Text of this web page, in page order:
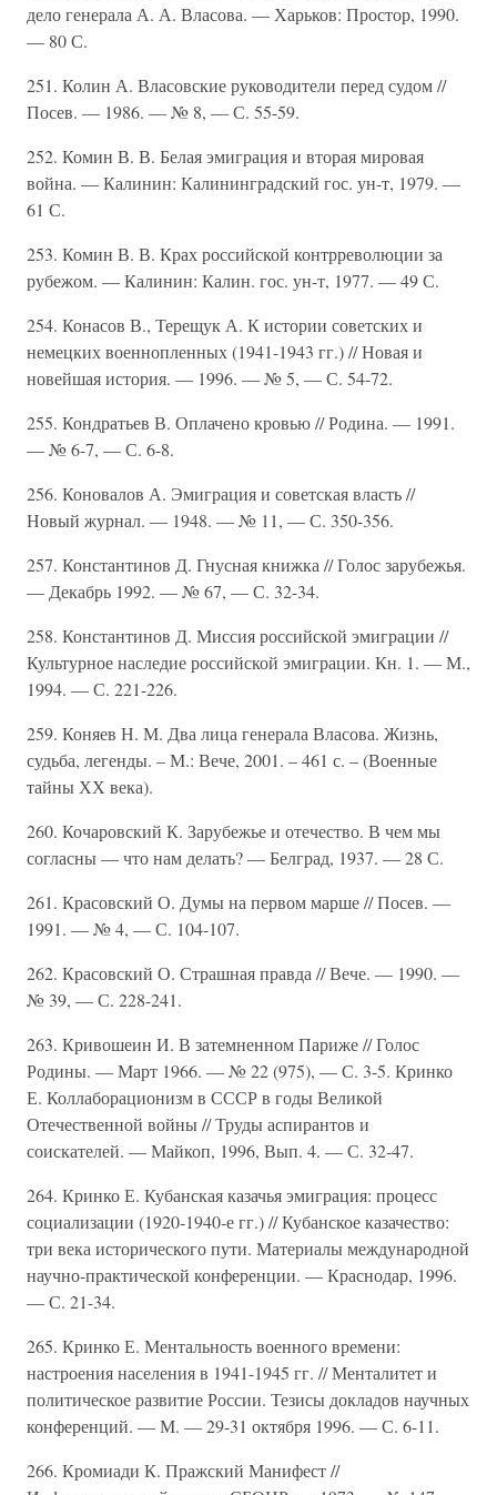
дело генерала А. А. Власова. — Харьков: Простор, 1990.
— 80 С.
251. Колин А. Власовские руководители перед судом //
Посев. — 1986. — № 8, — С. 55-59.
252. Комин В. В. Белая эмиграция и вторая мировая
война. — Калинин: Калининградский гос. ун-т, 1979. —
61 С.
253. Комин В. В. Крах российской контрреволюции за
рубежом. — Калинин: Калин. гос. ун-т, 1977. — 49 С.
254. Конасов В., Терещук А. К истории советских и
немецких военнопленных (1941-1943 гг.) // Новая и
новейшая история. — 1996. — № 5, — С. 54-72.
255. Кондратьев В. Оплачено кровью // Родина. — 1991.
— № 6-7, — С. 6-8.
256. Коновалов А. Эмиграция и советская власть //
Новый журнал. — 1948. — № 11, — С. 350-356.
257. Константинов Д. Гнусная книжка // Голос зарубежья.
— Декабрь 1992. — № 67, — С. 32-34.
258. Константинов Д. Миссия российской эмиграции //
Культурное наследие российской эмиграции. Кн. 1. — М.,
1994. — С. 221-226.
259. Коняев Н. М. Два лица генерала Власова. Жизнь,
судьба, легенды. – М.: Вече, 2001. – 461 с. – (Военные
тайны ХХ века).
260. Кочаровский К. Зарубежье и отечество. В чем мы
согласны — что нам делать? — Белград, 1937. — 28 С.
261. Красовский О. Думы на первом марше // Посев. —
1991. — № 4, — С. 104-107.
262. Красовский О. Страшная правда // Вече. — 1990. —
№ 39, — С. 228-241.
263. Кривошеин И. В затемненном Париже // Голос
Родины. — Март 1966. — № 22 (975), — С. 3-5. Кринко
Е. Коллаборационизм в СССР в годы Великой
Отечественной войны // Труды аспирантов и
соискателей. — Майкоп, 1996, Вып. 4. — С. 32-47.
264. Кринко Е. Кубанская казачья эмиграция: процесс
социализации (1920-1940-е гг.) // Кубанское казачество:
три века исторического пути. Материалы международной
научно-практической конференции. — Краснодар, 1996.
— С. 21-34.
265. Кринко Е. Ментальность военного времени:
настроения населения в 1941-1945 гг. // Менталитет и
политическое развитие России. Тезисы докладов научных
конференций. — М. — 29-31 октября 1996. — С. 6-11.
266. Кромиади К. Пражский Манифест //